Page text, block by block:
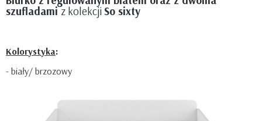
szufladamiz kolekcjiSo sixty
Kolorystyka:
- biały/ brzozowy